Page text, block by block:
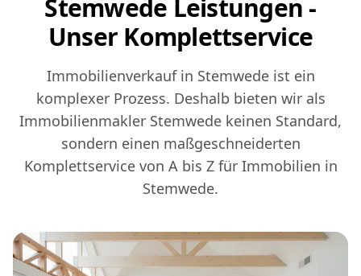
Stemwede Leistungen -
Unser Komplettservice
Immobilienverkauf in Stemwede ist ein
komplexer Prozess. Deshalb bieten wir als
Immobilienmakler Stemwede keinen Standard,
sondern einen maßgeschneiderten
Komplettservice von A bis Z für Immobilien in
Stemwede.